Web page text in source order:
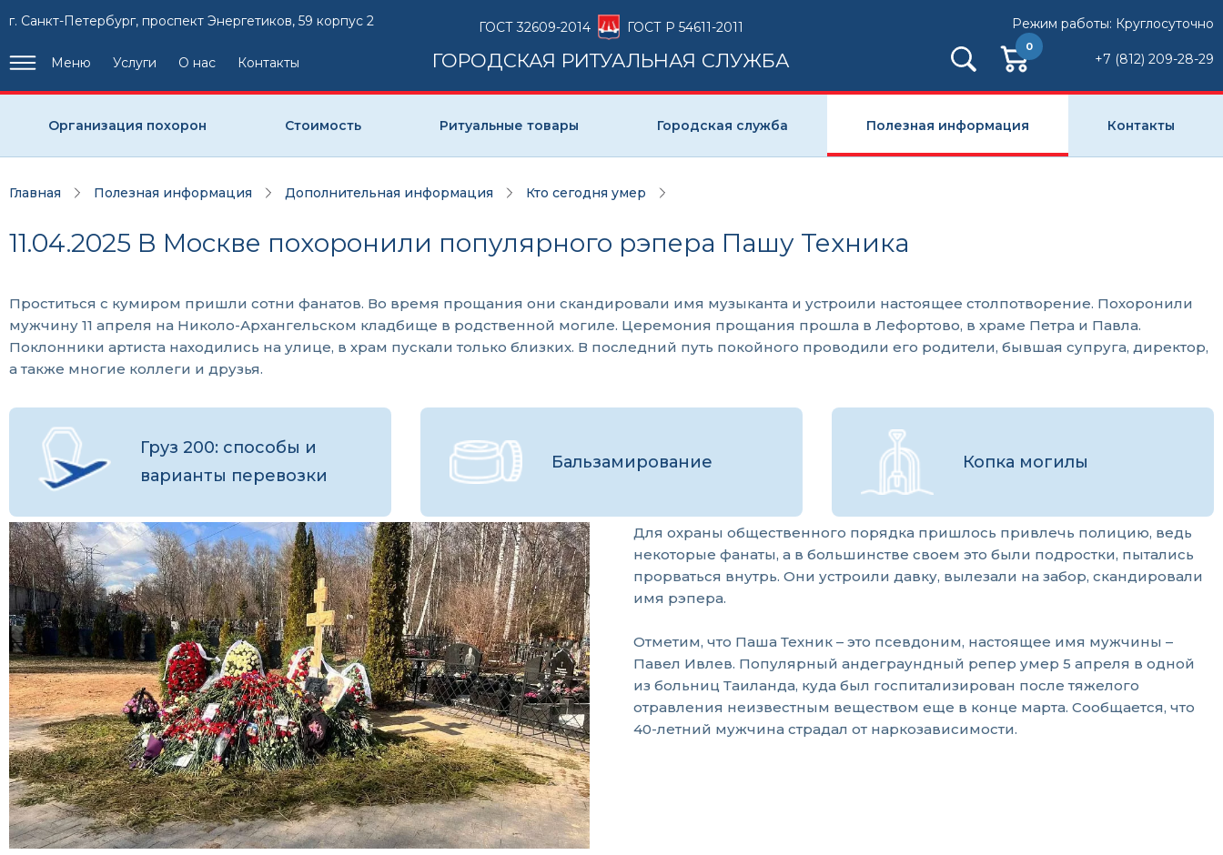
г. Санкт-Петербург, проспект Энергетиков, 59 корпус 2
Меню Услуги О нас Контакты
ГОСТ 32609-2014 ГОСТ Р 54611-2011
ГОРОДСКАЯ РИТУАЛЬНАЯ СЛУЖБА
Режим работы: Круглосуточно
0
+7 (812) 209-28-29
Организация похорон Стоимость Ритуальные товары Городская служба Полезная информация Контакты
Главная Полезная информация Дополнительная информация Кто сегодня умер
11.04.2025 В Москве похоронили популярного рэпера Пашу Техника
Проститься с кумиром пришли сотни фанатов. Во время прощания они скандировали имя музыканта и устроили настоящее столпотворение. Похоронили
мужчину 11 апреля на Николо-Архангельском кладбище в родственной могиле. Церемония прощания прошла в Лефортово, в храме Петра и Павла.
Поклонники артиста находились на улице, в храм пускали только близких. В последний путь покойного проводили его родители, бывшая супруга, директор,
а также многие коллеги и друзья.
Груз 200: способы и
варианты перевозки
Бальзамирование Копка могилы
Для охраны общественного порядка пришлось привлечь полицию, ведь
некоторые фанаты, а в большинстве своем это были подростки, пытались
прорваться внутрь. Они устроили давку, вылезали на забор, скандировали
имя рэпера.
Отметим, что Паша Техник – это псевдоним, настоящее имя мужчины –
Павел Ивлев. Популярный андеграундный репер умер 5 апреля в одной
из больниц Таиланда, куда был госпитализирован после тяжелого
отравления неизвестным веществом еще в конце марта. Сообщается, что
40-летний мужчина страдал от наркозависимости.